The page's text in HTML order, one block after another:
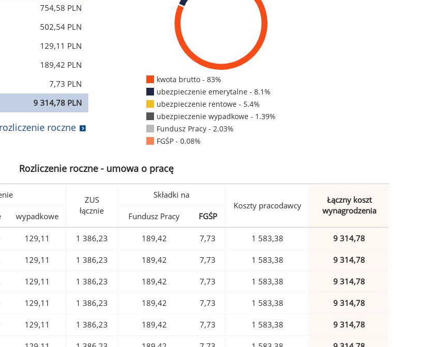
754,58 PLN
502,54 PLN
129,11 PLN
189,42 PLN
7,73 PLN
9 314,78 PLN
roczne
kwota brutto - 83%
ubezpieczenie emerytalne - 8.1%
ubezpieczenie rentowe - 5.4%
ubezpieczenie wypadkowe - 1.39%
Fundusz Pracy - 2.03%
FGŚP - 0.08%
Rozliczenie roczne - umowa o pracę
ZUS
łącznie
Składki na
Koszty pracodawcy
Łączny koszt
wynagrodzenia
wypadkowe Fundusz Pracy FGŚP
129,11 1 386,23 189,42 7,73 1 583,38 9 314,78
129,11 1 386,23 189,42 7,73 1 583,38 9 314,78
129,11 1 386,23 189,42 7,73 1 583,38 9 314,78
129,11 1 386,23 189,42 7,73 1 583,38 9 314,78
129,11 1 386,23 189,42 7,73 1 583,38 9 314,78